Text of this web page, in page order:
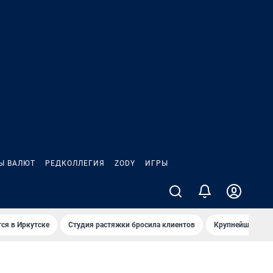
ВАЛЮТ РЕДКОЛЛЕГИЯ ZODY ИГРЫ
в Иркутске Студия растяжки бросила клиентов Крупнейшие